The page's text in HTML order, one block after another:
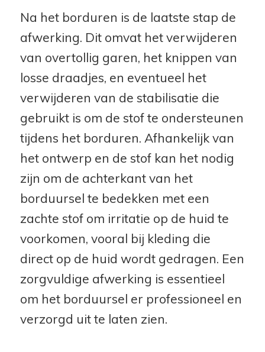
Na het borduren is de laatste stap de
afwerking. Dit omvat het verwijderen
van overtollig garen, het knippen van
losse draadjes, en eventueel het
verwijderen van de stabilisatie die
gebruikt is om de stof te ondersteunen
tijdens het borduren. Afhankelijk van
het ontwerp en de stof kan het nodig
zijn om de achterkant van het
borduursel te bedekken met een
zachte stof om irritatie op de huid te
voorkomen, vooral bij kleding die
direct op de huid wordt gedragen. Een
zorgvuldige afwerking is essentieel
om het borduursel er professioneel en
verzorgd uit te laten zien.